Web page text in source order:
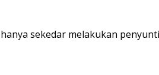
sekedar melakukan